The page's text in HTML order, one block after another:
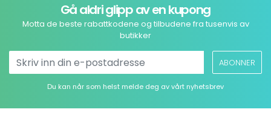
Gå aldri glipp av en kupong
Motta de beste rabattkodene og tilbudene fra tusenvis av
butikker
ABONNER
Du kan når som helst melde deg av vårt nyhetsbrev